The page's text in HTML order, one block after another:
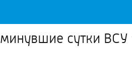
сутки ВСУ